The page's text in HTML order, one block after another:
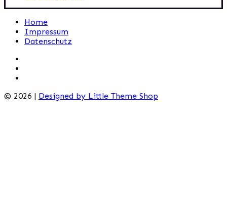
Home
Impressum
Datenschutz
© 2026 | Designed by Little Theme Shop